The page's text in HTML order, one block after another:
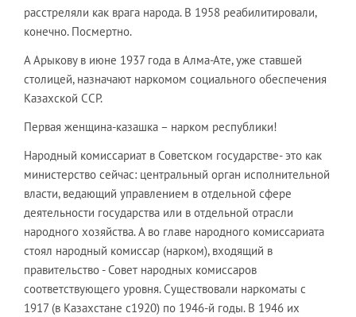
расстреляли как врага народа. В 1958 реабилитировали,
конечно. Посмертно.
А Арыкову в июне 1937 года в Алма-Ате, уже ставшей
столицей, назначают наркомом социального обеспечения
Казахской ССР.
Первая женщина-казашка – нарком республики!
Народный комиссариат в Советском государстве- это как
министерство сейчас: центральный орган исполнительной
власти, ведающий управлением в отдельной сфере
деятельности государства или в отдельной отрасли
народного хозяйства. А во главе народного комиссариата
стоял народный комиссар (нарком), входящий в
правительство - Совет народных комиссаров
соответствующего уровня. Существовали наркоматы с
1917 (в Казахстане с1920) по 1946-й годы. В 1946 их